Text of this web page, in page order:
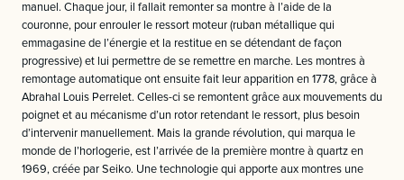
manuel. Chaque jour, il fallait remonter sa montre à l’aide de la
couronne, pour enrouler le ressort moteur (ruban métallique qui
emmagasine de l’énergie et la restitue en se détendant de façon
progressive) et lui permettre de se remettre en marche. Les montres à
remontage automatique ont ensuite fait leur apparition en 1778, grâce à
Abrahal Louis Perrelet. Celles-ci se remontent grâce aux mouvements du
poignet et au mécanisme d’un rotor retendant le ressort, plus besoin
d’intervenir manuellement. Mais la grande révolution, qui marqua le
monde de l’horlogerie, est l’arrivée de la première montre à quartz en
1969, créée par Seiko. Une technologie qui apporte aux montres une